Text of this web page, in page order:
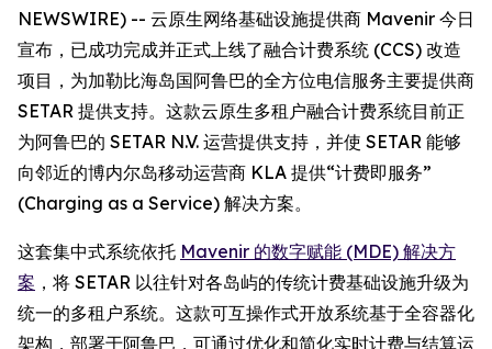
NEWSWIRE) -- 云原生网络基础设施提供商 Mavenir 今日
宣布，已成功完成并正式上线了融合计费系统 (CCS) 改造
项目，为加勒比海岛国阿鲁巴的全方位电信服务主要提供商
SETAR 提供支持。这款云原生多租户融合计费系统目前正
为阿鲁巴的 SETAR N.V. 运营提供支持，并使 SETAR 能够
向邻近的博内尔岛移动运营商 KLA 提供“计费即服务”
(Charging as a Service) 解决方案。
这套集中式系统依托 Mavenir 的数字赋能 (MDE) 解决方
案 ，将 SETAR 以往针对各岛屿的传统计费基础设施升级为
统一的多租户系统。这款可互操作式开放系统基于全容器化
架构，部署于阿鲁巴，可通过优化和简化实时计费与结算运